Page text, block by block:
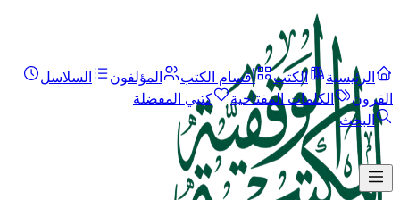
الرئيسية الكتب أقسام الكتب المؤلفون
السلاسل
القرون
الكلمات المفتاحية
كتبي المفضلة
البحث